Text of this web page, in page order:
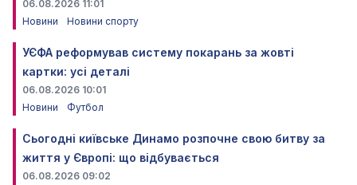
06.08.2026 11:01
Новини
Новини спорту
УЄФА реформував систему покарань за жовті
картки: усі деталі
06.08.2026 10:01
Новини
Футбол
Сьогодні київське Динамо розпочне свою битву за
життя у Європі: що відбувається
06.08.2026 09:02